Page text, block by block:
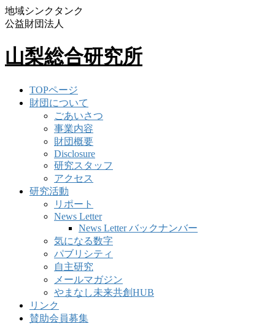
地域シンクタンク
公益財団法人
山梨総合研究所
TOPページ
財団について
ごあいさつ
事業内容
財団概要
Disclosure
研究スタッフ
アクセス
研究活動
リポート
News Letter
News Letter バックナンバー
気になる数字
パブリシティ
自主研究
メールマガジン
やまなし未来共創HUB
リンク
賛助会員募集